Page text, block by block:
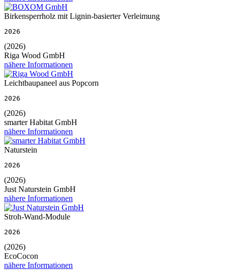
Birkensperrholz mit Lignin-basierter Verleimung
2026
(2026)
Riga Wood GmbH
nähere Informationen
Leichtbaupaneel aus Popcorn
2026
(2026)
smarter Habitat GmbH
nähere Informationen
Naturstein
2026
(2026)
Just Naturstein GmbH
nähere Informationen
Stroh-Wand-Module
2026
(2026)
EcoCocon
nähere Informationen